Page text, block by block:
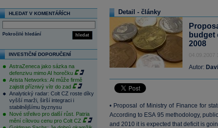
HLEDAT V KOMENTÁŘÍCH
hledat
Pokročilé hledání
INVESTIČNÍ DOPORUČENÍ
AstraZeneca jako sázka na
defenzivu mimo AI horečku
Arista Networks: AI může firmě
zajistit příznivý vítr do zad
Analytický radar: Colt CZ roste díky
vyšší marži, širší integraci i
stabilnějšímu byznysu
Nové střelivo pro další růst. Patria
mění cílovou cenu pro Colt CZ
Detail - články
budget
2008
04.09.2007
Autor:
• Proposal of Ministry of Finance for
According to ESA 95 methodology,
and 2010 it is expected that deficit is